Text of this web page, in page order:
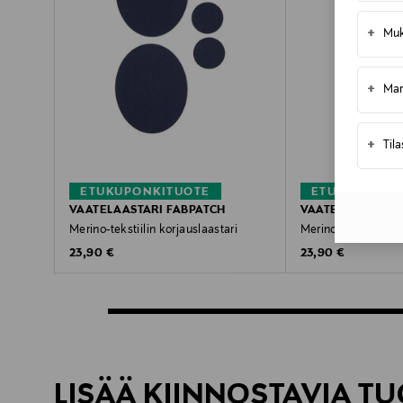
+
+
+
ETUKUPONKITUOTE
VAATELAASTARI FABPATCH
Merino-tekstiilin korjauslaastari
Original Price
23,90 €
VAATELAASTARI
Merino-tekstiilin
Original Price
23,90 €
LISÄÄ KIINNOSTAVIA